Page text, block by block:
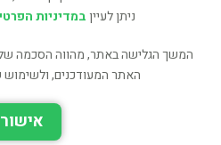
יומנו של חנון 4 - קיץ קטלני
ניתן לעייןבמדיניות
המשך הגלישה באתר, מהווה הסכמה
האתר המעודכנים, ולשימוש
אישור